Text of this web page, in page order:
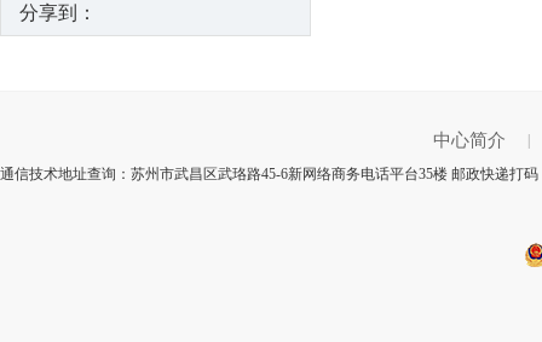
分享到：
中心简介
通信技术地址查询：苏州市武昌区武珞路45-6新网络商务电话平台35楼 邮政快递打